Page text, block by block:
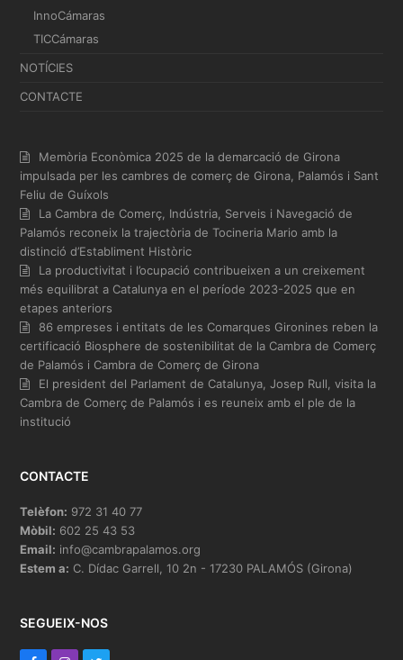
InnoCámaras
TICCámaras
NOTÍCIES
CONTACTE
Memòria Econòmica 2025 de la demarcació de Girona
impulsada per les cambres de comerç de Girona, Palamós i Sant
Feliu de Guíxols
La Cambra de Comerç, Indústria, Serveis i Navegació de
Palamós reconeix la trajectòria de Tocineria Mario amb la
distinció d’Establiment Històric
La productivitat i l’ocupació contribueixen a un creixement
més equilibrat a Catalunya en el període 2023-2025 que en
etapes anteriors
86 empreses i entitats de les Comarques Gironines reben la
certificació Biosphere de sostenibilitat de la Cambra de Comerç
de Palamós i Cambra de Comerç de Girona
El president del Parlament de Catalunya, Josep Rull, visita la
Cambra de Comerç de Palamós i es reuneix amb el ple de la
institució
CONTACTE
Telèfon: 972 31 40 77
Mòbil: 602 25 43 53
Email: info@cambrapalamos.org
Estem a: C. Dídac Garrell, 10 2n - 17230 PALAMÓS (Girona)
SEGUEIX-NOS